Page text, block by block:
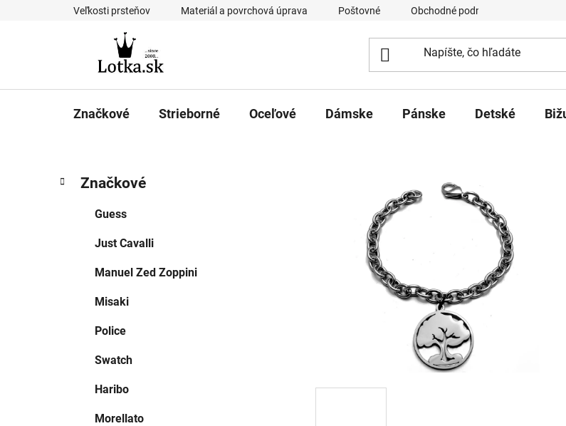
Veľkosti prsteňov Materiál a povrchová úprava Poštovné Obchodné podmienky
Značkové Strieborné Oceľové Dámske Pánske Detské
B
kategórie
a
Značkové
Guess
Just Cavalli
Manuel Zed Zoppini
Misaki
Police
Swatch
Haribo
Morellato